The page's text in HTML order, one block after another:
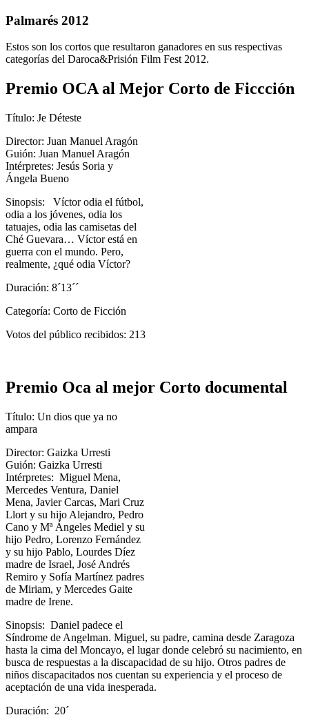
Palmarés 2012
Estos son los cortos que resultaron ganadores en sus respectivas
categorías del Daroca&Prisión Film Fest 2012.
Premio OCA al Mejor Corto de Ficcción
Título: Je Déteste
Director: Juan Manuel Aragón
Guión: Juan Manuel Aragón
Intérpretes: Jesús Soria y
Ángela Bueno
Sinopsis: Víctor odia el fútbol,
odia a los jóvenes, odia los
tatuajes, odia las camisetas del
Ché Guevara… Víctor está en
guerra con el mundo. Pero,
realmente, ¿qué odia Víctor?
Duración: 8´13´´
Categoría: Corto de Ficción
Votos del público recibidos: 213
Premio Oca al mejor Corto documental
Título: Un dios que ya no
ampara
Director: Gaizka Urresti
Guión: Gaizka Urresti
Intérpretes: Miguel Mena,
Mercedes Ventura, Daniel
Mena, Javier Carcas, Mari Cruz
Llort y su hijo Alejandro, Pedro
Cano y Mª Ángeles Mediel y su
hijo Pedro, Lorenzo Fernández
y su hijo Pablo, Lourdes Díez
madre de Israel, José Andrés
Remiro y Sofía Martínez padres
de Miriam, y Mercedes Gaite
madre de Irene.
Sinopsis: Daniel padece el
Síndrome de Angelman. Miguel, su padre, camina desde Zaragoza
hasta la cima del Moncayo, el lugar donde celebró su nacimiento, en
busca de respuestas a la discapacidad de su hijo. Otros padres de
niños discapacitados nos cuentan su experiencia y el proceso de
aceptación de una vida inesperada.
Duración: 20´